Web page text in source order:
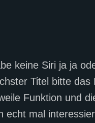
keine Siri ja ja
Titel bitte
Funktion und
echt mal